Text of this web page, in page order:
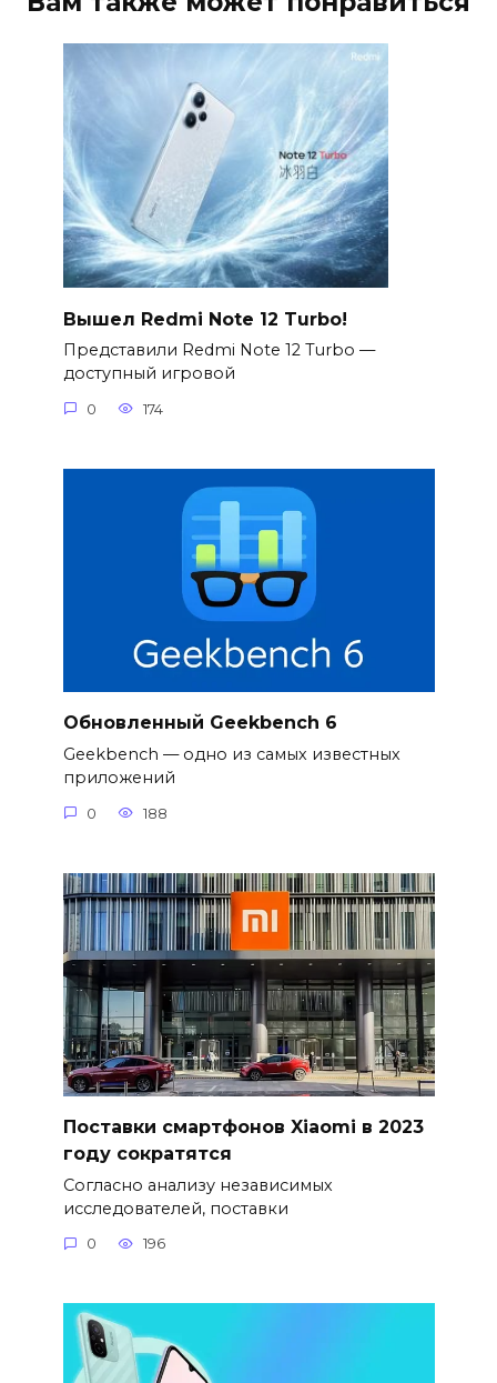
Вышел Redmi Note 12 Turbo!
Представили Redmi Note 12 Turbo —
доступный игровой
0 174
Обновленный Geekbench 6
Geekbench — одно из самых известных
приложений
0 188
Поставки смартфонов Xiaomi в 2023
году сократятся
Согласно анализу независимых
исследователей, поставки
0 196